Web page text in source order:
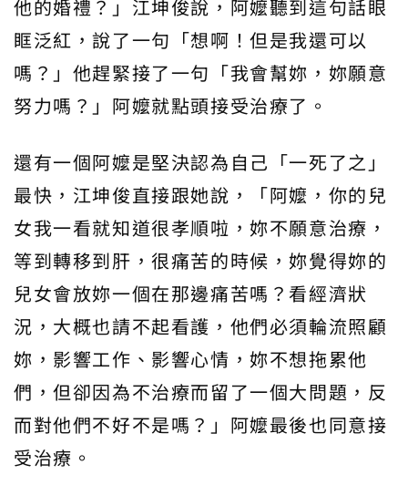
他的婚禮？」江坤俊說，阿嬤聽到這句話眼
眶泛紅，說了一句「想啊！但是我還可以
嗎？」他趕緊接了一句「我會幫妳，妳願意
努力嗎？」阿嬤就點頭接受治療了。
還有一個阿嬤是堅決認為自己「一死了之」
最快，江坤俊直接跟她說，「阿嬤，你的兒
女我一看就知道很孝順啦，妳不願意治療，
等到轉移到肝，很痛苦的時候，妳覺得妳的
兒女會放妳一個在那邊痛苦嗎？看經濟狀
況，大概也請不起看護，他們必須輪流照顧
妳，影響工作、影響心情，妳不想拖累他
們，但卻因為不治療而留了一個大問題，反
而對他們不好不是嗎？」阿嬤最後也同意接
受治療。